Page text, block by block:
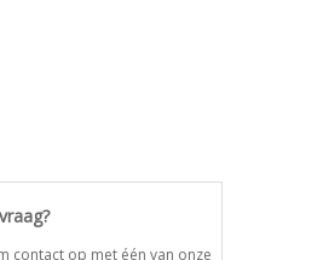
contact op met één van onze